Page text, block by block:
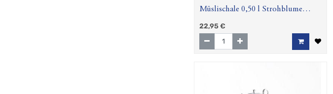
Müslischale 0,50 l Strohblume
(Amina)
22,95€